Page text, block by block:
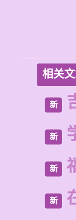
相关
新
新
新
新